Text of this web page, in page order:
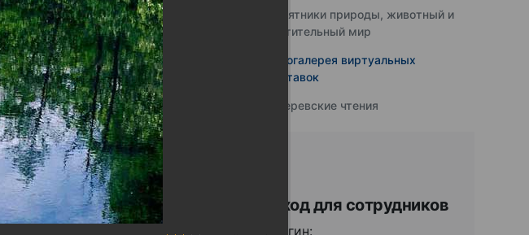
Памятники природы, животный и
растительный мир
Фотогалерея виртуальных
выставок
Юферевские чтения
Вход для сотрудников
Логин: